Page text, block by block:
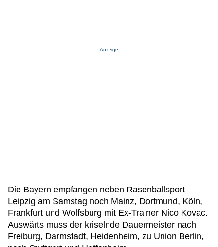
Anzeige
Die Bayern empfangen neben Rasenballsport
Leipzig am Samstag noch Mainz, Dortmund, Köln,
Frankfurt und Wolfsburg mit Ex-Trainer Nico Kovac.
Auswärts muss der kriselnde Dauermeister nach
Freiburg, Darmstadt, Heidenheim, zu Union Berlin,